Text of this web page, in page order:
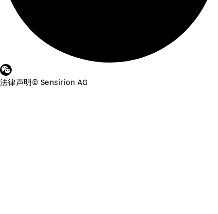
法律声明© Sensirion AG